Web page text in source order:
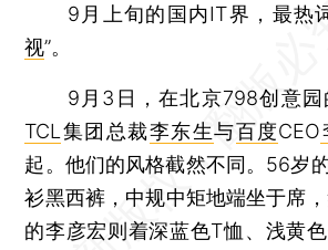
9月上旬的国内IT界，最热
视”。
9月3日，在北京798创意园
TCL 集团总裁李东生与百度CEO
起。他们的风格截然不同。56岁
衫黑西裤，中规中矩地端坐于席
的李彦宏则着深蓝色T恤、浅黄